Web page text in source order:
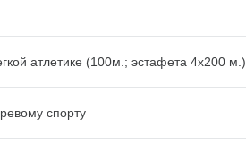
атлетике (100м.; эстафета 4х200 м.)
спорту